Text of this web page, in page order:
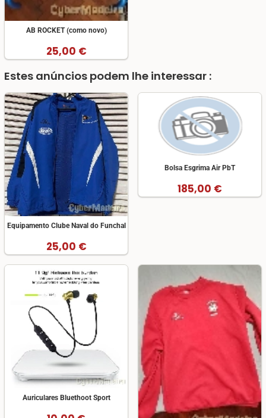
AB ROCKET (como novo)
25,00 €
Estes anúncios podem lhe interessar :
Equipamento Clube Naval do Funchal
25,00 €
Bolsa Esgrima Air PbT
185,00 €
Auriculares Bluethoot Sport